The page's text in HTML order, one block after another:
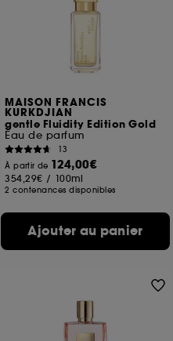
MAISON FRANCIS
KURKDJIAN
gentle Fluidity Edition Gold
Eau de parfum
13
À partir de 124,00€
354,29€ / 100ml
2 contenances disponibles
Ajouter au panier